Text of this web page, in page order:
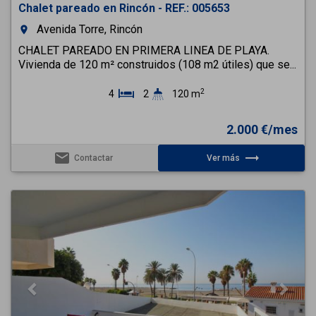
Chalet pareado en Rincón - REF.: 005653
room
Avenida Torre, Rincón
CHALET PAREADO EN PRIMERA LINEA DE PLAYA.
Vivienda de 120 m² construidos (108 m2 útiles) que se...
4 2 120 m2
2.000 €/mes
email Contactar Ver más trending_flat
Next